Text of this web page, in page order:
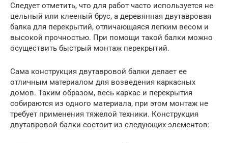
Следует отметить, что для работ часто используется не
цельный или клееный брус, а деревянная двутавровая
балка для перекрытий, отличающаяся легким весом и
высокой прочностью. При помощи такой балки можно
осуществить быстрый монтаж перекрытий.
Сама конструкция двутавровой балки делает ее
отличным материалом для возведения каркасных
домов. Таким образом, весь каркас и перекрытия
собираются из одного материала, при этом монтаж не
требует применения тяжелой техники. Конструкция
двутавровой балки состоит из следующих элементов: